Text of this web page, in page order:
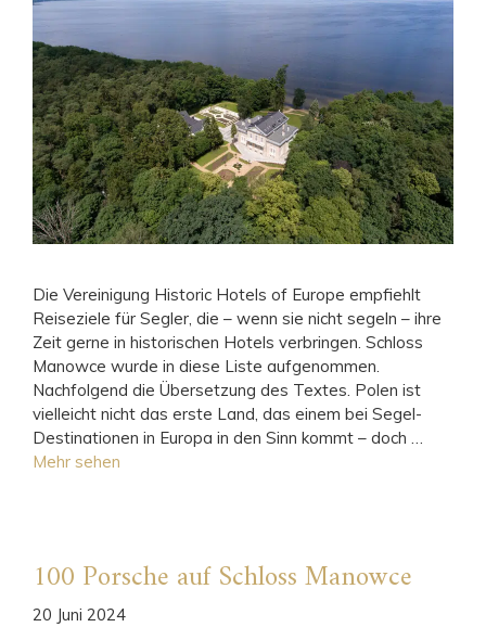
Die Vereinigung Historic Hotels of Europe empfiehlt
Reiseziele für Segler, die – wenn sie nicht segeln – ihre
Zeit gerne in historischen Hotels verbringen. Schloss
Manowce wurde in diese Liste aufgenommen.
Nachfolgend die Übersetzung des Textes. Polen ist
vielleicht nicht das erste Land, das einem bei Segel-
Destinationen in Europa in den Sinn kommt – doch …
Mehr sehen
100 Porsche auf Schloss Manowce
20 Juni 2024